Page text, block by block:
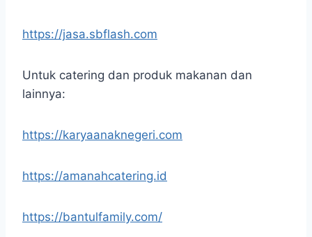
https://jasa.sbflash.com
Untuk catering dan produk makanan dan
lainnya:
https://karyaanaknegeri.com
https://amanahcatering.id
https://bantulfamily.com/